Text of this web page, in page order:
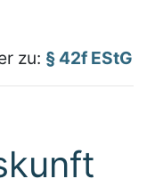
zu: § 42f EStG